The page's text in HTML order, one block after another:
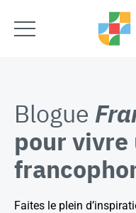
Blogue
pour vivre
Faites le plein